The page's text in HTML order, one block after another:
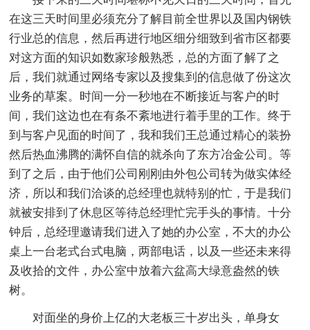
在这三天时间里必须充分了解目前全世界以及国内钢铁
行业总的信息，然后再进行地区细分细致到省市区都要
对这方面的知识如数家珍般熟悉，总的方面了解了之
后，我们就通过网络专家以及搜集到的信息做了份这次
业务的草案。时间一分一秒地在不断接近与客户的时
间，我们这边也在有条不紊地进行着手里的工作。终于
到与客户见面的时间了，我和我们王总通过精心的装扮
然后热血沸腾的满怀自信的就杀向了东方冶金公司。等
到了之后，由于他们公司刚刚由外包公司转为做实体经
济，所以和我们洽谈的总经理也就特别的忙，于是我们
就被安排到了休息区等待总经理忙完手头的事情。十分
钟后，总经理邀请我们进入了她的办公室，不大的办公
桌上一台老式台式电脑，两部电话，以及一些还未来得
及收拾的文件，办公室中放着六盆高大绿意盎然的铁
树。
对面坐的身价上亿的大老板三十岁出头，单身女